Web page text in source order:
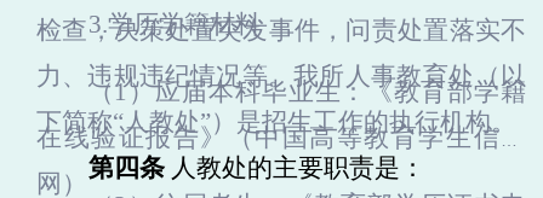
检查，决策处置突发事件，问责处置落实不
力、违规违纪情况等。我所人事教育处（以
下简称“人教处”）是招生工作的执行机构。
第四条 人教处的主要职责是：
3.学历学籍材料
（1）应届本科毕业生：《教育部学籍
在线验证报告》（中国高等教育学生信息
网）